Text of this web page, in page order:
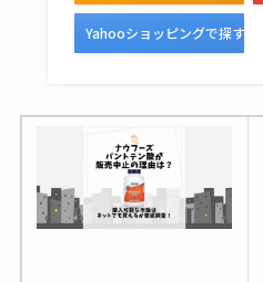
Yahooショッピングで探す